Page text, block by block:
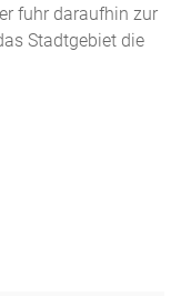
fuhr daraufhin zur
Stadtgebiet die